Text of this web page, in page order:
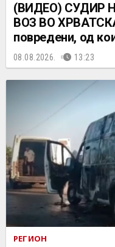
(ВИДЕО) СУДИР
ВОЗ ВО
повредени, од
08.08.2026. 13:23
РЕГИОН